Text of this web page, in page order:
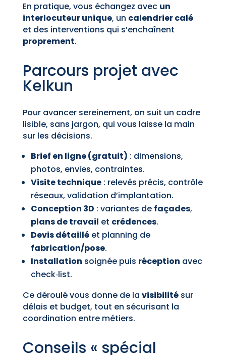
En pratique, vous échangez avec un
interlocuteur unique, un calendrier calé
et des interventions qui s’enchaînent
proprement.
Parcours projet avec
Kelkun
Pour avancer sereinement, on suit un cadre
lisible, sans jargon, qui vous laisse la main
sur les décisions.
Brief en ligne (gratuit) : dimensions,
photos, envies, contraintes.
Visite technique: relevés précis, contrôle
réseaux, validation d’implantation.
Conception 3D : variantes de façades,
plans de travail et crédences.
Devis détailléet planning de
fabrication/pose.
Installation soignée puis réception avec
check‑list.
Ce déroulé vous donne de la visibilitésur
délais et budget, tout en sécurisant la
coordination entre métiers.
Conseils « spécial